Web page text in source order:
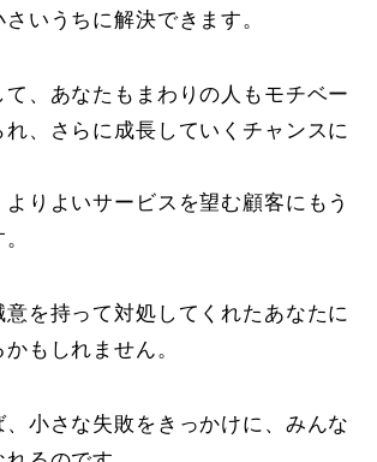
いうちに解決できます。
て、あなたもまわりの人もモチベー
れ、さらに成長していくチャンスに
りよいサービスを望む顧客にもう
意を持って対処してくれたあなたに
もしれません。
小さな失敗をきっかけに、みんな